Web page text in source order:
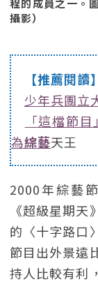
程的成員之一
攝影）
【推薦閱讀】
少年兵團立
「這檔節
為綜藝天王
2000年綜藝
《超級星期天
的〈十字路口
節目出外景遠
持人比較有利